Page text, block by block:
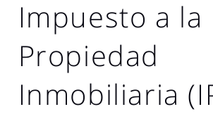
Impuesto a la
Propiedad
Inmobiliaria